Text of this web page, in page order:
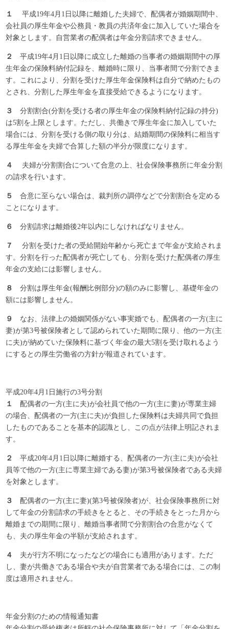
１
平成19年4月1日以降に離婚した夫婦で、配偶者が婚姻期間中、
会社員の厚生年金や公務員・教員の共済年金に加入していた場合を
対象とします。自営業者の配偶者は年金分割請求できません。
２
平成19年4月1日以降に成立した離婚の当事者の婚姻期間中の厚
生年金の保険料納付記録を、離婚時に限り、当事者間で分割できま
す。これにより、分割を受けた厚生年金保険料は自分で納めたもの
とされ、分割した厚生年金を直接受給できるようになります。
３
分割割合(分割を受ける者の厚生年金の保険料納付記録の持分)
は5割を上限とします。ただし、共働きで厚生年金に加入していた
場合には、分割を受ける側の取り分は、結婚期間の保険料に相当す
る厚生年金を夫婦で合算した額の半分が限度になります。
４
夫婦が分割割合について合意の上、社会保険事務所に年金分割
の請求を行います。
５
合意に至らない場合は、裁判所の調停などで分割割合を定める
ことになります。
６ 分割請求は離婚後2年以内にしなければなりません。
７
分割を受けた者の受給開始年齢から死亡まで年金が支給されま
す。分割を行った配偶者が死亡しても、分割を受けた配偶者の厚生
年金の支給には影響しません。
８分割は厚生年金(報酬比例部分)の額のみに影響し、基礎年金の
額には影響しません。
９
なお、法律上の婚姻関係がない事実婚でも、配偶者の一方(主に
妻)が第3号被保険者として認められていた期間に限り、他の一方(主
に夫)が納めていた保険料に基づく年金の最大5割を受け取れるよう
にするとの厚生労働省の方針が報道されています。
平成20年4月1日施行の3号分割
１
配偶者の一方(主に夫)が会社員で他の一方(主に妻)が専業主婦
の場合、配偶者の一方(主に夫)が負担した保険料は夫婦共同で負担
したものであることを基本的認識とし、この点が法律上明記されま
す。
２
平成20年4月1日以降に離婚する、配偶者の一方(主に夫)が会社
員等で他の一方(主に専業主婦である妻)が第3号被保険者である夫婦
を対象とします。
３
配偶者の一方(主に妻)(第3号被保険者)が、社会保険事務所に対
して年金の分割請求の手続きをとると、その手続きをとった月から
離婚までの期間に限り、離婚当事者間で分割割合の合意がなくて
も、夫の厚生年金の半額が支給されます。
４
夫が行方不明になったなどの場合にも適用があります。ただ
し、妻が共働きである場合や夫が自営業者である場合には、この制
度は適用されません。
年金分割のための情報通知書